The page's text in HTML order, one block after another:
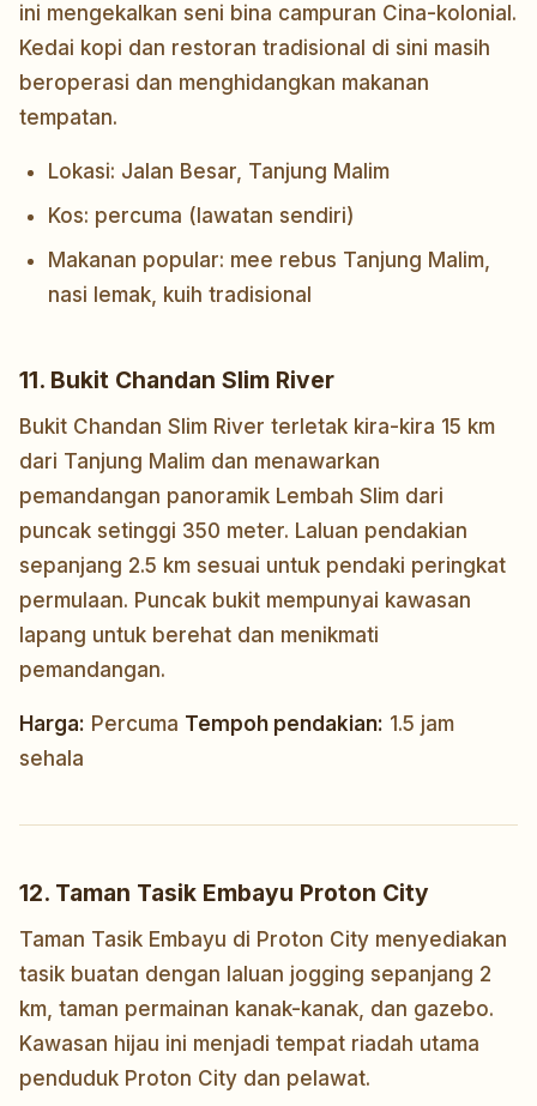
ini mengekalkan seni bina campuran Cina-kolonial.
Kedai kopi dan restoran tradisional di sini masih
beroperasi dan menghidangkan makanan
tempatan.
Lokasi: Jalan Besar, Tanjung Malim
Kos: percuma (lawatan sendiri)
Makanan popular: mee rebus Tanjung Malim,
nasi lemak, kuih tradisional
11. Bukit Chandan Slim River
Bukit Chandan Slim River terletak kira-kira 15 km
dari Tanjung Malim dan menawarkan
pemandangan panoramik Lembah Slim dari
puncak setinggi 350 meter. Laluan pendakian
sepanjang 2.5 km sesuai untuk pendaki peringkat
permulaan. Puncak bukit mempunyai kawasan
lapang untuk berehat dan menikmati
pemandangan.
Harga: Percuma Tempoh pendakian: 1.5 jam
sehala
12. Taman Tasik Embayu Proton City
Taman Tasik Embayu di Proton City menyediakan
tasik buatan dengan laluan jogging sepanjang 2
km, taman permainan kanak-kanak, dan gazebo.
Kawasan hijau ini menjadi tempat riadah utama
penduduk Proton City dan pelawat.